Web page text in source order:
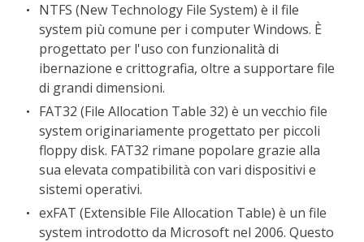
NTFS (New Technology File System) è il file
system più comune per i computer Windows. È
progettato per l'uso con funzionalità di
ibernazione e crittografia, oltre a supportare file
di grandi dimensioni.
FAT32 (File Allocation Table 32) è un vecchio file
system originariamente progettato per piccoli
floppy disk. FAT32 rimane popolare grazie alla
sua elevata compatibilità con vari dispositivi e
sistemi operativi.
exFAT (Extensible File Allocation Table) è un file
system introdotto da Microsoft nel 2006. Questo